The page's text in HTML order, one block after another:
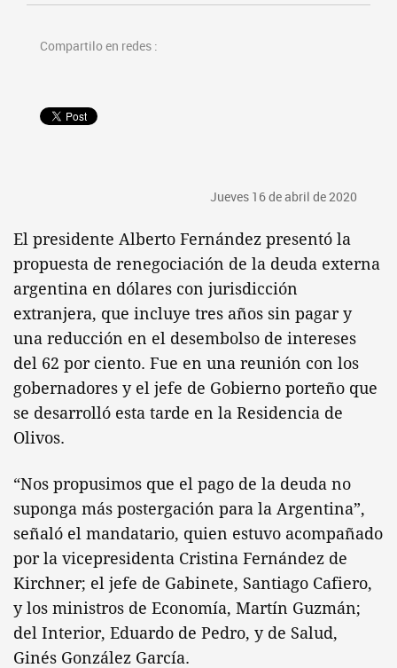
Compartilo en redes :
Jueves 16 de abril de 2020
El presidente Alberto Fernández presentó la
propuesta de renegociación de la deuda externa
argentina en dólares con jurisdicción
extranjera, que incluye tres años sin pagar y
una reducción en el desembolso de intereses
del 62 por ciento. Fue en una reunión con los
gobernadores y el jefe de Gobierno porteño que
se desarrolló esta tarde en la Residencia de
Olivos.
“Nos propusimos que el pago de la deuda no
suponga más postergación para la Argentina”,
señaló el mandatario, quien estuvo acompañado
por la vicepresidenta Cristina Fernández de
Kirchner; el jefe de Gabinete, Santiago Cafiero,
y los ministros de Economía, Martín Guzmán;
del Interior, Eduardo de Pedro, y de Salud,
Ginés González García.